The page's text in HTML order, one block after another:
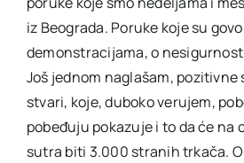
iz Beograda. Poruke koje su
demonstracijama, o
Još jednom naglašam, pozitivne
stvari, koje, duboko verujem,
pobeđuju pokazuje i to da će na
sutra biti 3.000 stranih trkača.